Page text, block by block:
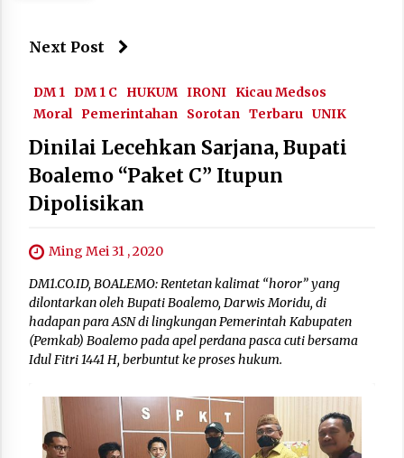
Next Post
DM 1 DM 1 C HUKUM IRONI Kicau Medsos
Moral Pemerintahan Sorotan Terbaru UNIK
Dinilai Lecehkan Sarjana, Bupati
Boalemo “Paket C” Itupun
Dipolisikan
Ming Mei 31 , 2020
DM1.CO.ID, BOALEMO: Rentetan kalimat “horor” yang
dilontarkan oleh Bupati Boalemo, Darwis Moridu, di
hadapan para ASN di lingkungan Pemerintah Kabupaten
(Pemkab) Boalemo pada apel perdana pasca cuti bersama
Idul Fitri 1441 H, berbuntut ke proses hukum.